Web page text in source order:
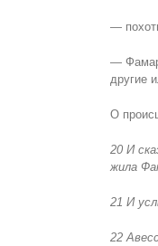
—
—
другие
О
20 И
жила
21 И
22